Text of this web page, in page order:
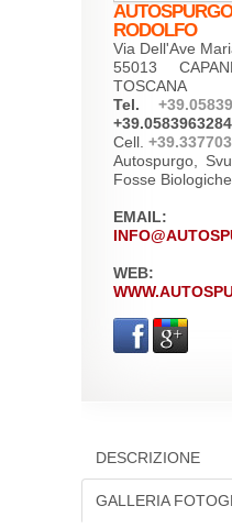
RODOLFO
Via Dell'Ave
55013
TOSCANA
Tel.
+39.0583963284
Cell.
Autospurgo,
Fosse Biologiche
EMAIL:
WEB:
DESCRIZIONE
GALLERIA